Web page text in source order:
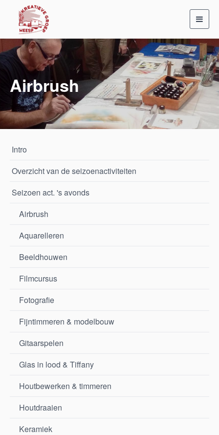
Airbrush
Intro
Overzicht van de seizoenactiviteiten
Seizoen act. 's avonds
Airbrush
Aquarelleren
Beeldhouwen
Filmcursus
Fotografie
Fijntimmeren & modelbouw
Gitaarspelen
Glas in lood & Tiffany
Houtbewerken & timmeren
Houtdraaien
Keramiek